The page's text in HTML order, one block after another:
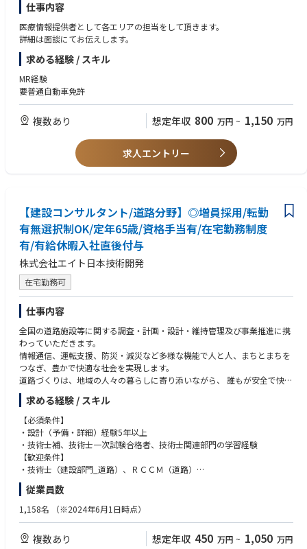
仕事内容
医療情報提供者として各エリアの担当をして頂きます。
詳細は面談にてお伝えします。
求める経験 / スキル
MR経験
要普通自動車免許
複数あり 想定年収 800 万円 ~ 1,150 万円
求人エントリー
【建設コンサルタント/道路分野】◎増員採用/転勤
有無選択制OK/定年65歳/資格手当有/在宅勤務制度
有/有給休暇入社直後付与
株式会社エイト日本技術開発
在宅勤務可
仕事内容
全国の道路施設等に関する調査・計画・設計・維持管理及び事業推進に携
わっていただきます。
情報通信、運転支援、防災・減災など多様な機能で人と人、まちとまちを
つなぎ、豊かで快適な社会を実現します。
道路づくりは、地域の人々の暮らしに寄り添いながら、 誰もが安全で快適
に利用できる交通環境の実現を目指しています。
求める経験 / スキル
【必須条件】
・設計（予備・詳細）経験5年以上
・技術士補、技術士一次試験合格者、技術士関連部門の学習経験
【歓迎条件】
・技術士（建設部門_道路）、ＲＣＣＭ（道路）
・募集地域へのIターン、Uターンをお考えの方
従業員数
1,158名 （※2024年6⽉1⽇時点）
複数あり 想定年収 450 万円 ~ 1,050 万円